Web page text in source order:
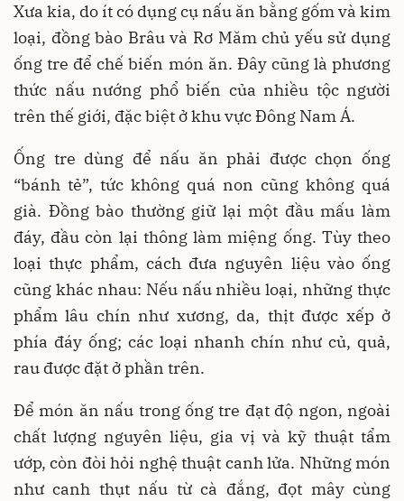
Xưa kia, do ít có dụng cụ nấu ăn bằng gốm và kim
loại, đồng bào Brâu và Rơ Măm chủ yếu sử dụng
ống tre để chế biến món ăn. Đây cũng là phương
thức nấu nướng phổ biến của nhiều tộc người
trên thế giới, đặc biệt ở khu vực Đông Nam Á.
Ống tre dùng để nấu ăn phải được chọn ống
“bánh tẻ”, tức không quá non cũng không quá
già. Đồng bào thường giữ lại một đầu mấu làm
đáy, đầu còn lại thông làm miệng ống. Tùy theo
loại thực phẩm, cách đưa nguyên liệu vào ống
cũng khác nhau: Nếu nấu nhiều loại, những thực
phẩm lâu chín như xương, da, thịt được xếp ở
phía đáy ống; các loại nhanh chín như củ, quả,
rau được đặt ở phần trên.
Để món ăn nấu trong ống tre đạt độ ngon, ngoài
chất lượng nguyên liệu, gia vị và kỹ thuật tẩm
ướp, còn đòi hỏi nghệ thuật canh lửa. Những món
như canh thụt nấu từ cà đắng, đọt mây cùng